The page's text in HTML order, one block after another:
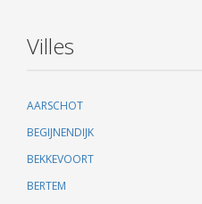
Villes
AARSCHOT
BEGIJNENDIJK
BEKKEVOORT
BERTEM